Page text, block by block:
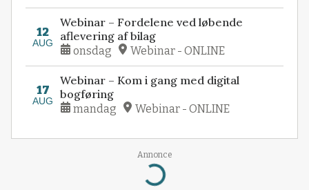
12
AUG
Webinar – Fordelene ved løbende
aflevering af bilag
onsdag Webinar - ONLINE
17
AUG
Webinar – Kom i gang med digital
bogføring
mandag Webinar - ONLINE
Annonce